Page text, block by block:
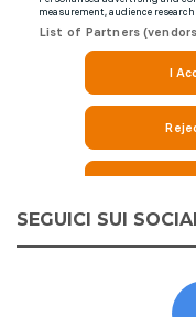
SEGUICI SUI